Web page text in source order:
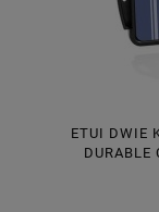
ETUI DWIE
DURABLE